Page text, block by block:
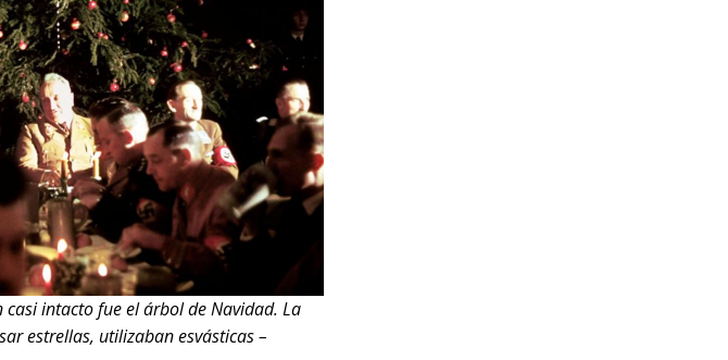
intacto fue el árbol de Navidad. La
estrellas, utilizaban esvásticas–